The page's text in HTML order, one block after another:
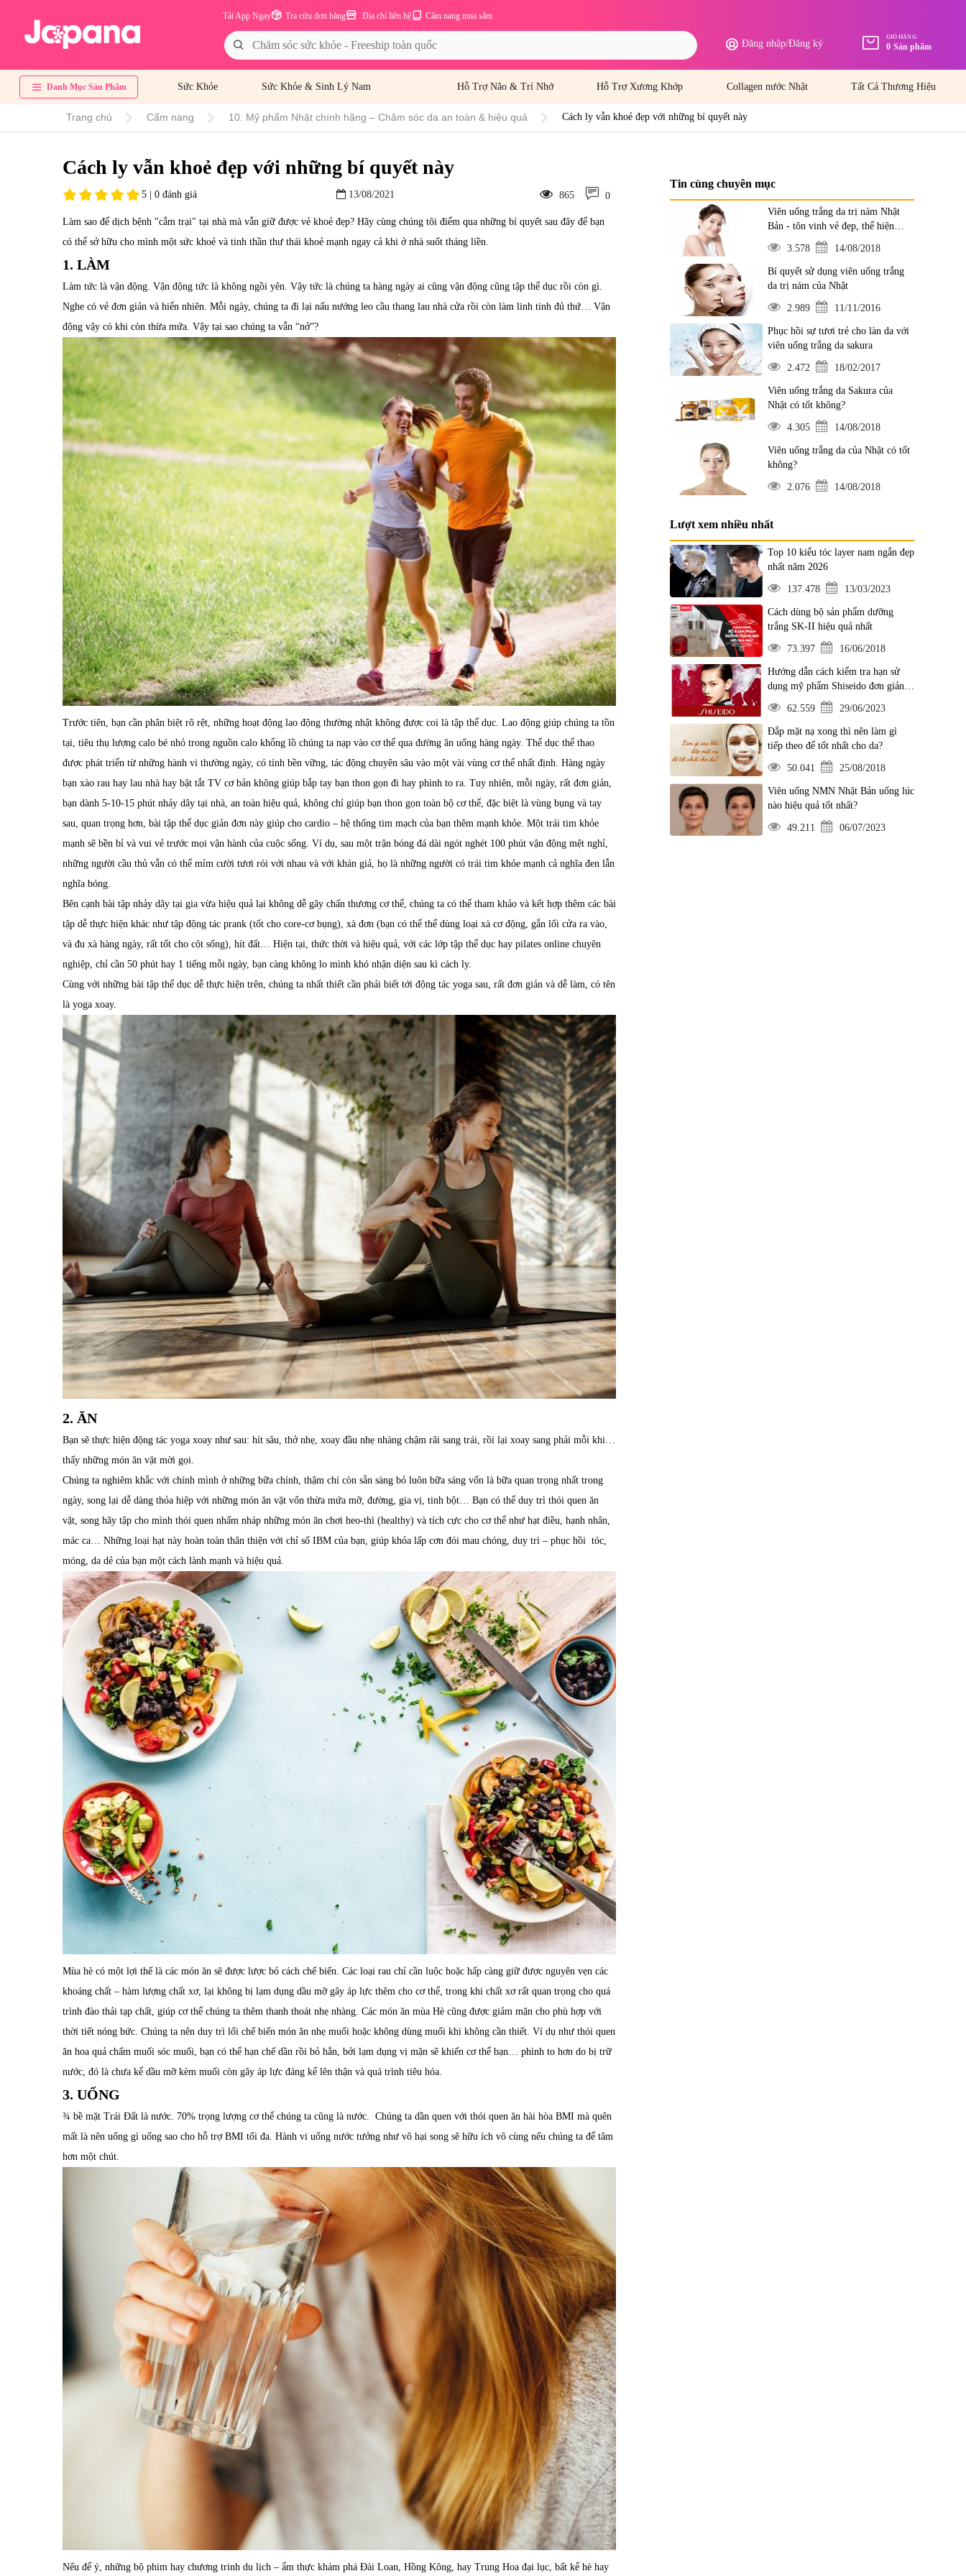
Cẩm nang mua sắm
Địa chỉ liên hệ
Tra cứu đơn hàng
Tải App Ngay
Đăng nhập/Đăng ký
GIỎ HÀNG
0 Sản phẩm
Danh Mục Sản Phẩm Sức Khỏe Sức Khỏe & Sinh Lý Nam Hỗ Trợ Não & Trí Nhớ Hỗ Trợ Xương Khớp Collagen nước Nhật Tất Cả Thương Hiệu
Trang chủ Cẩm nang 10. Mỹ phẩm Nhật chính hãng – Chăm sóc da an toàn & hiệu quả Cách ly vẫn khoẻ đẹp với những bí quyết này
Cách ly vẫn khoẻ đẹp với những bí quyết này
5 | 0 đánh giá 13/08/2021 865 0
Làm sao để dịch bệnh "cắm trại" tại nhà mà vẫn giữ được vẻ khoẻ đẹp? Hãy cùng chúng tôi điểm qua những bí quyết sau đây để bạn
có thể sở hữu cho mình một sức khoẻ và tinh thần thư thái khoẻ mạnh ngay cả khi ở nhà suốt tháng liền.
1. LÀM
Làm tức là vận động. Vận động tức là không ngồi yên. Vậy tức là chúng ta hàng ngày ai cũng vận động cũng tập thể dục rồi còn gì.
Nghe có vẻ đơn giản và hiển nhiên. Mỗi ngày, chúng ta đi lại nấu nướng leo cầu thang lau nhà cửa rồi còn làm linh tinh đủ thứ… Vận
động vậy có khi còn thừa mứa. Vậy tại sao chúng ta vẫn “nở”?
Trước tiên, bạn cần phân biệt rõ rệt, những hoạt động lao động thường nhật không được coi là tập thể dục. Lao động giúp chúng ta tồn
tại, tiêu thụ lượng calo bé nhỏ trong nguồn calo khổng lồ chúng ta nạp vào cơ thể qua đường ăn uống hàng ngày. Thể dục thể thao
được phát triển từ những hành vi thường ngày, có tính bền vững, tác động chuyên sâu vào một vài vùng cơ thể nhất định. Hàng ngày
bạn xào rau hay lau nhà hay bật tắt TV cơ bản không giúp bắp tay bạn thon gọn đi hay phình to ra. Tuy nhiên, mỗi ngày, rất đơn giản,
bạn dành 5-10-15 phút nhảy dây tại nhà, an toàn hiệu quả, không chỉ giúp bạn thon gọn toàn bộ cơ thể, đặc biệt là vùng bụng và tay
sau, quan trọng hơn, bài tập thể dục giản đơn này giúp cho cardio – hệ thống tim mạch của bạn thêm mạnh khỏe. Một trái tim khỏe
mạnh sẽ bền bỉ và vui vẻ trước mọi vận hành của cuộc sống. Ví dụ, sau một trận bóng đá dài ngót nghét 100 phút vận động mệt nghỉ,
những người cầu thủ vẫn có thể mỉm cười tươi rói với nhau và với khán giả, họ là những người có trái tim khỏe mạnh cả nghĩa đen lẫn
nghĩa bóng.
Bên cạnh bài tập nhảy dây tại gia vừa hiệu quả lại không dễ gây chấn thương cơ thể, chúng ta có thể tham khảo và kết hợp thêm các bài
tập dễ thực hiện khác như tập động tác prank (tốt cho core-cơ bụng), xà đơn (bạn có thể thể dùng loại xà cơ động, gắn lối cửa ra vào,
và đu xà hàng ngày, rất tốt cho cột sống), hít đất… Hiện tại, thức thời và hiệu quả, với các lớp tập thể dục hay pilates online chuyên
nghiệp, chỉ cần 50 phút hay 1 tiếng mỗi ngày, bạn càng không lo mình khó nhận diện sau kì cách ly.
Cùng với những bài tập thể dục dễ thực hiện trên, chúng ta nhất thiết cần phải biết tới động tác yoga sau, rất đơn giản và dễ làm, có tên
là yoga xoay.
2. ĂN
Bạn sẽ thực hiện động tác yoga xoay như sau: hít sâu, thở nhẹ, xoay đầu nhẹ nhàng chậm rãi sang trái, rồi lại xoay sang phải mỗi khi…
thấy những món ăn vặt mời gọi.
Chúng ta nghiêm khắc với chính mình ở những bữa chính, thậm chí còn sẵn sàng bỏ luôn bữa sáng vốn là bữa quan trọng nhất trong
ngày, song lại dễ dàng thỏa hiệp với những món ăn vặt vốn thừa mứa mỡ, đường, gia vị, tinh bột… Bạn có thể duy trì thói quen ăn
vặt, song hãy tập cho mình thói quen nhấm nháp những món ăn chơi heo-thì (healthy) và tích cực cho cơ thể như hạt điều, hạnh nhân,
mác ca… Những loại hạt này hoàn toàn thân thiện với chỉ số IBM của bạn, giúp khỏa lấp cơn đói mau chóng, duy trì – phục hồi tóc,
móng, da dẻ của bạn một cách lành mạnh và hiệu quả.
Mùa hè có một lợi thế là các món ăn sẽ được lược bỏ cách chế biến. Các loại rau chỉ cần luộc hoặc hấp càng giữ được nguyên vẹn các
khoáng chất – hàm lượng chất xơ, lại không bị lạm dụng dầu mỡ gây áp lực thêm cho cơ thể, trong khi chất xơ rất quan trọng cho quá
trình đào thải tạp chất, giúp cơ thể chúng ta thêm thanh thoát nhẹ nhàng. Các món ăn mùa Hè cũng được giảm mặn cho phù hợp với
thời tiết nóng bức. Chúng ta nên duy trì lối chế biến món ăn nhẹ muối hoặc không dùng muối khi không cần thiết. Ví dụ như thói quen
ăn hoa quả chấm muối sóc muối, bạn có thể hạn chế dần rồi bỏ hẳn, bởi lạm dụng vị mặn sẽ khiến cơ thể bạn… phình to hơn do bị trữ
nước, đó là chưa kể dầu mỡ kèm muối còn gây áp lực đáng kể lên thận và quá trình tiêu hóa.
3. UỐNG
¾ bề mặt Trái Đất là nước. 70% trọng lượng cơ thể chúng ta cũng là nước. Chúng ta dần quen với thói quen ăn hài hòa BMI mà quên
mất là nên uống gì uống sao cho hỗ trợ BMI tối đa. Hành vi uống nước tưởng như vô hại song sẽ hữu ích vô cùng nếu chúng ta để tâm
hơn một chút.
Nếu để ý, những bộ phim hay chương trinh du lịch – ẩm thực khám phá Đài Loan, Hồng Kông, hay Trung Hoa đại lục, bất kể hè hay
Tin cùng chuyên mục
Viên uống trắng da trị nám Nhật
Bản - tôn vinh vẻ đẹp, thể hiện
đẳng cấp
3.578 14/08/2018
Bí quyết sử dụng viên uống trắng
da trị nám của Nhật
2.989 11/11/2016
Phục hồi sự tươi trẻ cho làn da với
viên uống trắng da sakura
2.472 18/02/2017
Viên uống trắng da Sakura của
Nhật có tốt không?
4.305 14/08/2018
Viên uống trắng da của Nhật có tốt
không?
2.076 14/08/2018
Lượt xem nhiều nhất
Top 10 kiểu tóc layer nam ngắn đẹp
nhất năm 2026
137.478 13/03/2023
Cách dùng bộ sản phẩm dưỡng
trắng SK-II hiệu quả nhất
73.397 16/06/2018
Hướng dẫn cách kiểm tra hạn sử
dụng mỹ phẩm Shiseido đơn giản
nhất
62.559 29/06/2023
Đắp mặt nạ xong thì nên làm gì
tiếp theo để tốt nhất cho da?
50.041 25/08/2018
Viên uống NMN Nhật Bản uống lúc
nào hiệu quả tốt nhất?
49.211 06/07/2023